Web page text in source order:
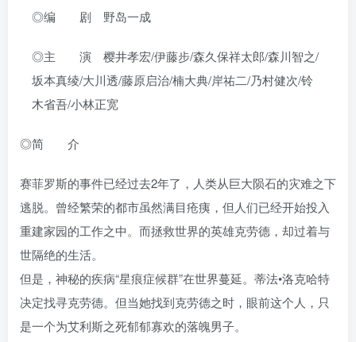
◎编 剧 野岛一成
◎主 演 樱井孝宏/伊藤步/森久保祥太郎/森川智之/
坂本真绫/大川透/藤原启治/楠大典/岸祐二/乃村健次/铃
木省吾/小林正宽
◎简 介
赛菲罗斯的事件已经过去2年了，人类从巨大陨石的灾难之下
逃脱。曾经繁荣的都市虽然满目疮痍，但人们已经开始投入
重建家园的工作之中。而拯救世界的英雄克劳德，却过着与
世隔绝的生活。
但是，神秘的疾病“星痕症候群”在世界蔓延。蒂法•洛克哈特
决定找寻克劳德。但当她找到克劳德之时，眼前这个人，只
是一个为艾利斯之死郁郁寡欢的落魄男子。